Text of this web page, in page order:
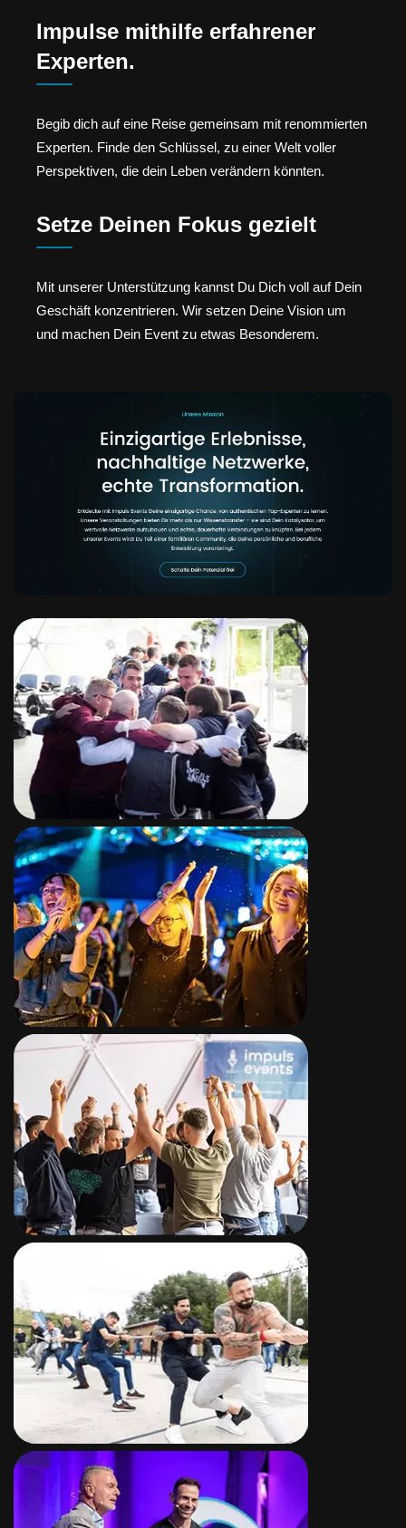
Impulse mithilfe erfahrener
Experten.
Begib dich auf eine Reise gemeinsam mit renommierten
Experten. Finde den Schlüssel, zu einer Welt voller
Perspektiven, die dein Leben verändern könnten.
Setze Deinen Fokus gezielt
Mit unserer Unterstützung kannst Du Dich voll auf Dein
Geschäft konzentrieren. Wir setzen Deine Vision um
und machen Dein Event zu etwas Besonderem.